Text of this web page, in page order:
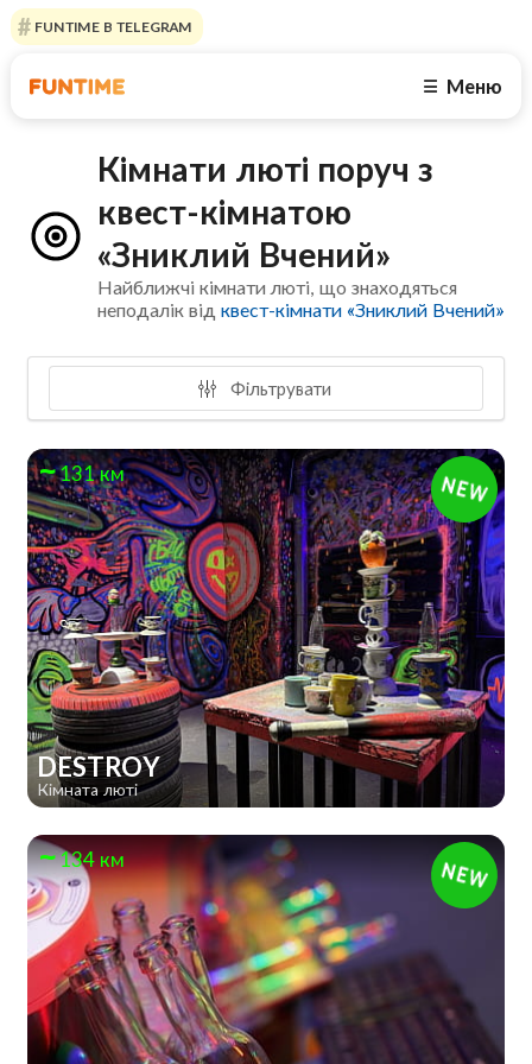
FUNTIME В TELEGRAM
☰ Меню
Кімнати люті поруч з
квест-кімнатою
«Зниклий Вчений»
Найближчі кімнати люті, що знаходяться
неподалік відквест-кімнати «Зниклий Вчений»
Фільтрувати
131 км
DESTROY
Кімната люті
134 км